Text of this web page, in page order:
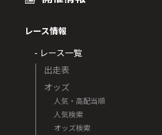
レース情報
- レース一覧
出走表
オッズ
人気・高配当順
人気検索
オッズ検索